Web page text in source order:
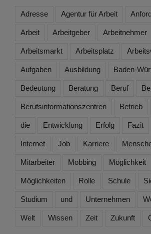
Adresse Agentur für Arbeit
Arbeit Arbeitgeber Arbeitnehmer
Arbeitsmarkt Arbeitsplatz
Aufgaben Ausbildung Baden-
Bedeutung Beratung Beruf
Berufsinformationszentren Betrieb
die Entwicklung Erfolg Fazit
Internet Job Karriere
Mitarbeiter Mobbing Möglichkeit
Möglichkeiten Rolle Schule
Studium und Unternehmen
Welt Wissen Zeit Zukunft